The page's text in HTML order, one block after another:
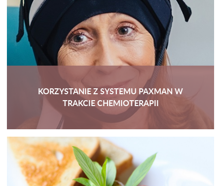
KORZYSTANIE Z SYSTEMU PAXMAN W
TRAKCIE CHEMIOTERAPII